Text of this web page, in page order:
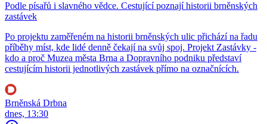
Podle písařů i slavného vědce. Cestující poznají historii brněnských
zastávek
Po projektu zaměřeném na historii brněnských ulic přichází na řadu
příběhy míst, kde lidé denně čekají na svůj spoj. Projekt Zastávky -
kdo a proč Muzea města Brna a Dopravního podniku představí
cestujícím historii jednotlivých zastávek přímo na označnících.
Brněnská Drbna
dnes, 13:30